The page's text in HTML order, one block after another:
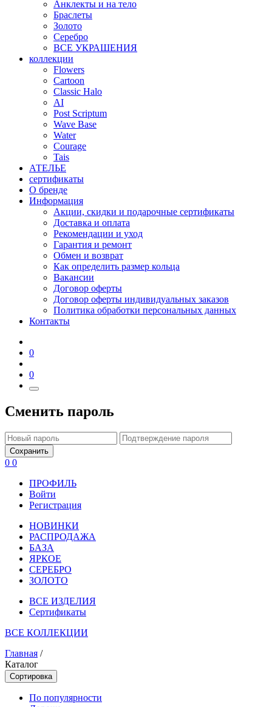
Анклекты и на тело
Браслеты
Золото
Серебро
ВСЕ УКРАШЕНИЯ
коллекции
Flowers
Cartoon
Classic Halo
AI
Post Scriptum
Wave Base
Water
Courage
Tais
АТЕЛЬЕ
сертификаты
О бренде
Информация
Акции, скидки и подарочные сертификаты
Доставка и оплата
Рекомендации и уход
Гарантия и ремонт
Обмен и возврат
Как определить размер кольца
Вакансии
Договор оферты
Договор оферты индивидуальных заказов
Политика обработки персональных данных
Контакты
0
0
Сменить пароль
Сохранить
0 0
ПРОФИЛЬ
Войти
Регистрация
НОВИНКИ
РАСПРОДАЖА
БАЗА
ЯРКОЕ
СЕРЕБРО
ЗОЛОТО
ВСЕ ИЗДЕЛИЯ
Сертификаты
ВСЕ КОЛЛЕКЦИИ
Главная /
Каталог
Сортировка
По популярности